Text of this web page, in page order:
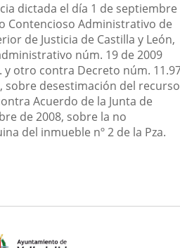
dictada el día 1 de septiembre
Contencioso Administrativo de
de Justicia de Castilla y León,
núm. 19 de 2009
y otro contra Decreto núm.
sobre desestimación del recurso
Acuerdo de la Junta de
de 2008, sobre la no
del inmueble nº 2 de la Pza.